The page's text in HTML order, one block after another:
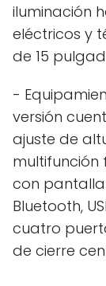
iluminación
eléctricos y
de 15
-
versión
ajuste de
multifunción
con
Bluetooth,
cuatro
de cierre